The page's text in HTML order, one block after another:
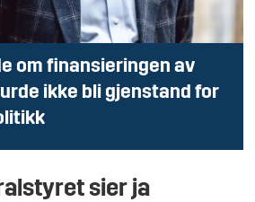
om finansieringen av
ikke bli gjenstand for
sier ja